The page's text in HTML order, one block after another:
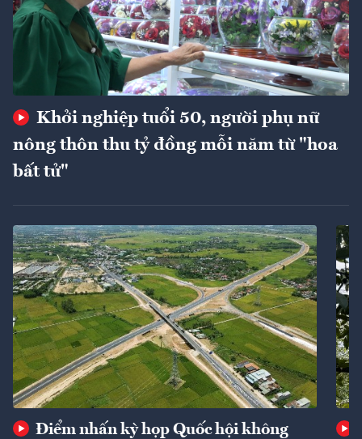
Khởi nghiệp tuổi 50, người phụ nữ
nông thôn thu tỷ đồng mỗi năm từ "hoa
bất tử"
Điểm nhấn kỳ họp Quốc hội không